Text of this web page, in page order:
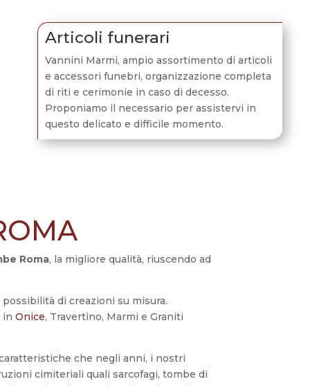
Articoli funerari
Vannini Marmi, ampio assortimento di articoli
e accessori funebri, organizzazione completa
di riti e cerimonie in caso di decesso.
Proponiamo il necessario per assistervi in
questo delicato e difficile momento.
Roma, la migliore qualità, riuscendo ad
di creazioni su misura.
inOnice, Travertino, Marmi e Graniti
che negli anni, i nostri
cimiteriali quali sarcofagi, tombe di